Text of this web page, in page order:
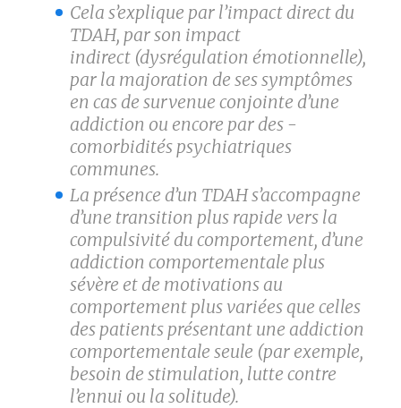
Cela s’explique par l’impact direct du
TDAH, par son impact
indirect (dysrégulation émotionnelle),
par la majoration de ses symptômes
en cas de survenue conjointe d’une
addiction ou encore par des ­
comorbidités psychiatriques
communes.
La présence d’un TDAH s’accompagne
d’une transition plus rapide vers la
compulsivité du comportement, d’une
addiction comportementale plus
sévère et de motivations au
comportement plus variées que celles
des patients présentant une addiction
comportementale seule (par exemple,
besoin de stimulation, lutte contre
l’ennui ou la solitude).